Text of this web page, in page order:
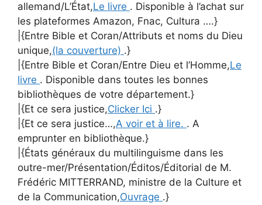
allemand/L’État,Le livre . Disponible à l’achat sur
les plateformes Amazon, Fnac, Cultura ….}
|{Entre Bible et Coran/Attributs et noms du Dieu
unique,(la couverture) .}
|{Entre Bible et Coran/Entre Dieu et l’Homme,Le
livre . Disponible dans toutes les bonnes
bibliothèques de votre département.}
|{Et ce sera justice,Clicker Ici .}
|{Et ce sera justice…,A voir et à lire. . A
emprunter en bibliothèque.}
|{États généraux du multilinguisme dans les
outre-mer/Présentation/Éditos/Éditorial de M.
Frédéric MITTERRAND, ministre de la Culture et
de la Communication,Ouvrage .}